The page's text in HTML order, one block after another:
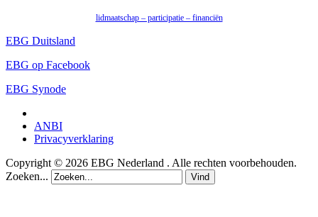
lidmaatschap – participatie – financiën
EBG Duitsland
EBG op Facebook
EBG Synode
ANBI
Privacyverklaring
Copyright © 2026 EBG Nederland . Alle rechten voorbehouden.
Zoeken...
Vind